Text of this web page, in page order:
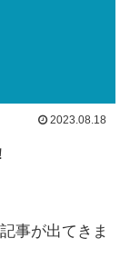
2023.08.18
事が出てきま